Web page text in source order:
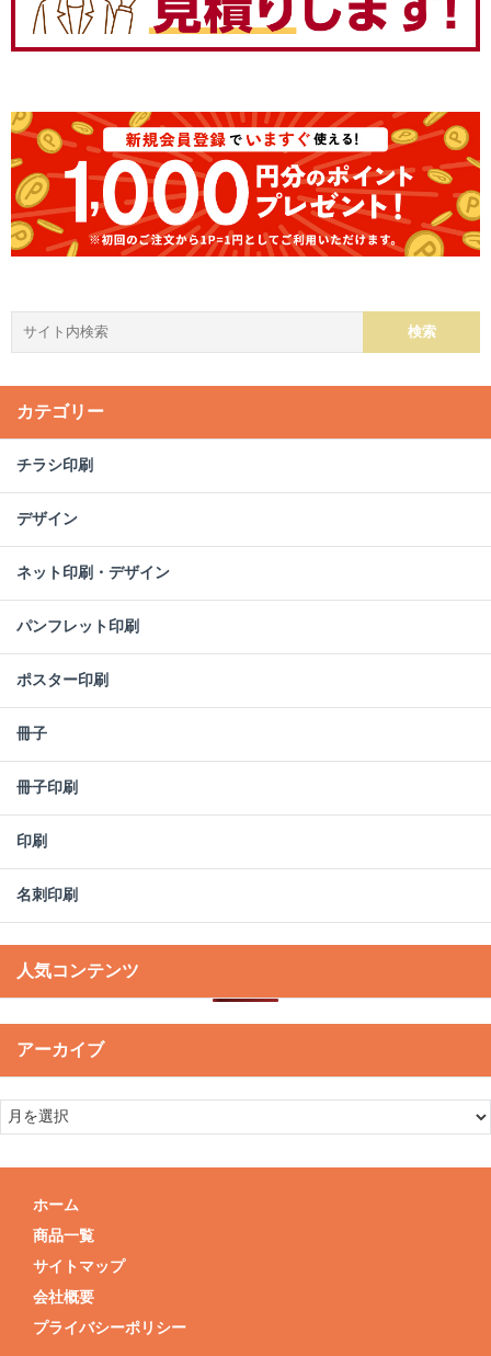
カテゴリー
チラシ印刷
デザイン
ネット印刷・デザイン
パンフレット印刷
ポスター印刷
冊子
冊子印刷
印刷
名刺印刷
人気コンテンツ
アーカイブ
ホーム
商品一覧
サイトマップ
会社概要
プライバシーポリシー